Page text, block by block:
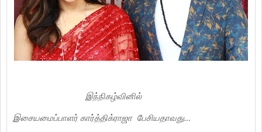
இந்நிகழ்வினில்
இசையமைப்பாளர் கார்த்திக்ராஜா பேசியதாவது…